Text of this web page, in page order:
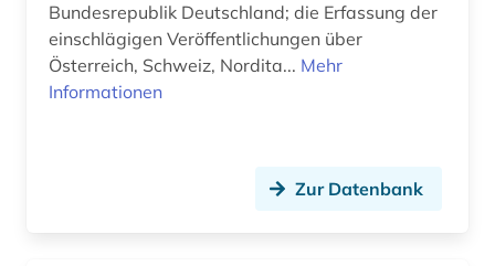
beamtvg (1)
bedarfsforschung (1)
Bundesrepublik Deutschland; die Erfassung der
einschlägigen Veröffentlichungen über
Österreich, Schweiz, Nordita... Mehr
Informationen
Zur Datenbank